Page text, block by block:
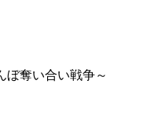
奪い合い戦争～